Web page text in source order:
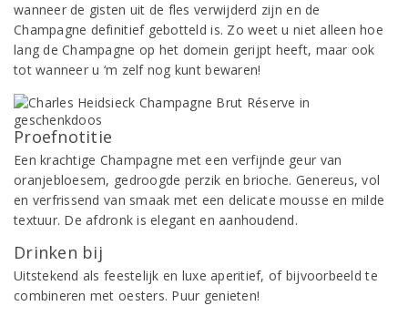
wanneer de gisten uit de fles verwijderd zijn en de
Champagne definitief gebotteld is. Zo weet u niet alleen hoe
lang de Champagne op het domein gerijpt heeft, maar ook
tot wanneer u ‘m zelf nog kunt bewaren!
Proefnotitie
Een krachtige Champagne met een verfijnde geur van
oranjebloesem, gedroogde perzik en brioche. Genereus, vol
en verfrissend van smaak met een delicate mousse en milde
textuur. De afdronk is elegant en aanhoudend.
Drinken bij
Uitstekend als feestelijk en luxe aperitief, of bijvoorbeeld te
combineren met oesters. Puur genieten!